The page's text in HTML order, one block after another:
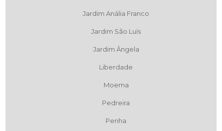
Jardim Anália Franco
Jardim São Luís
Jardim Ângela
Liberdade
Moema
Pedreira
Penha